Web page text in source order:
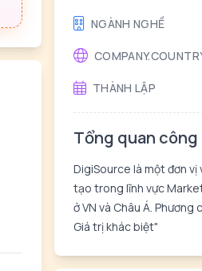
NGÀNH NGHỀ
THÀNH LẬP
Tổng quan
DigiSource là một đơn
tạo trong lĩnh vực
ở VN và Châu Á.
Giá trị khác biệt"